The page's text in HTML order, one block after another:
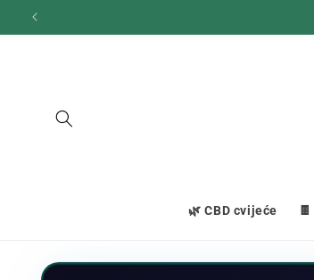
na
sadržaj
🌿 CBD cvijeće